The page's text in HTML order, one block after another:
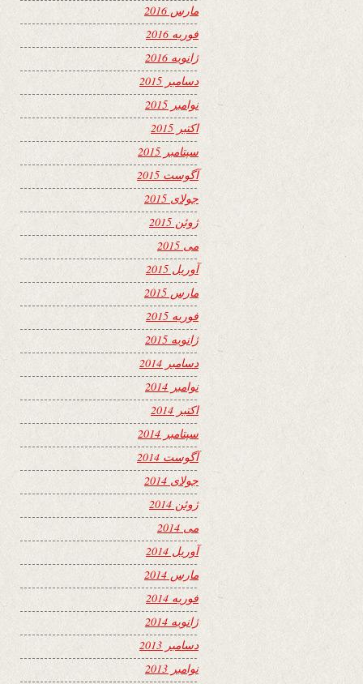
مارس 2016
فوریه 2016
ژانویه 2016
دسامبر 2015
نوامبر 2015
اکتبر 2015
سپتامبر 2015
آگوست 2015
جولای 2015
ژوئن 2015
می 2015
آوریل 2015
مارس 2015
فوریه 2015
ژانویه 2015
دسامبر 2014
نوامبر 2014
اکتبر 2014
سپتامبر 2014
آگوست 2014
جولای 2014
ژوئن 2014
می 2014
آوریل 2014
مارس 2014
فوریه 2014
ژانویه 2014
دسامبر 2013
نوامبر 2013